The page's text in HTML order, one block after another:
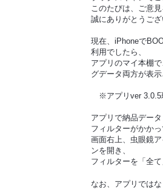
このたびは、ご意
誠にありがとうござ
現在、iPhoneで
利用でしたら、
アプリのマイ本棚
グデータ両方が表示
※アプリver 3.0.5
アプリで納品デー
フィルターがかか
画面右上、虫眼鏡
ンを開き、
フィルターを「全て
なお、アプリでは